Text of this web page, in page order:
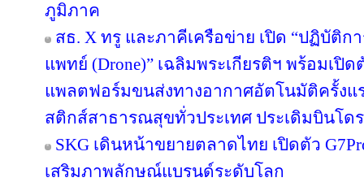
ภูมิภาค
สธ. X ทรู และภาคีเครือข่าย เปิด “ปฏิบัติ
แพทย์ (Drone)” เฉลิมพระเกียรติฯ พร้อมเปิ
แพลตฟอร์มขนส่งทางอากาศอัตโนมัติครั้งแ
สติกส์สาธารณสุขทั่วประเทศ ประเดิมบินโ
SKG เดินหน้าขยายตลาดไทย เปิดตัว
เสริมภาพลักษณ์แบรนด์ระดับโลก